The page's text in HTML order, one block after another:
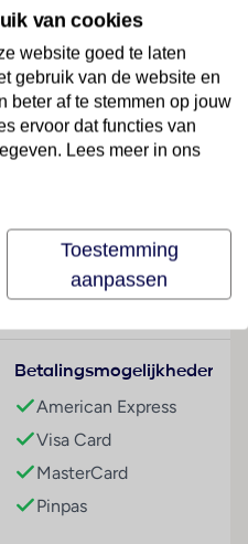
tuin van hotel
en geniet je van
eiland San Giuliof De
d'Orta is een fijn
Lago Maggiore.
inclusief
2, 2-2 pers
Betalingsmogelijkheden
American Express
Visa Card
MasterCard
Pinpas
van cookies
website goed te laten
gebruik van de website en
beter af te stemmen op jouw
ervoor dat functies van
Lees meer in ons
Toestemming
aanpassen